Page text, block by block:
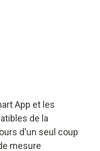
App et les
de la
d'un seul coup
mesure